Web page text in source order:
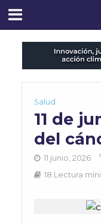
Salud
11 de
del
11 junio, 2026
18 Lectura